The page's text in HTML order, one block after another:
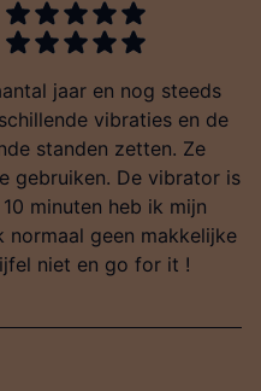
jaar en nog steeds
vibraties en de
standen zetten. Ze
gebruiken. De vibrator is
minuten heb ik mijn
geen makkelijke
niet en go for it !